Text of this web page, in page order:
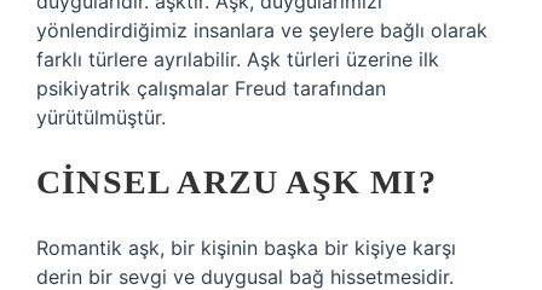
yönlendirdiğimiz insanlara ve şeylere bağlı olarak
farklı türlere ayrılabilir. Aşk türleri üzerine ilk
psikiyatrik çalışmalar Freud tarafından
yürütülmüştür.
CINSEL ARZU AŞK MI?
Romantik aşk, bir kişinin başka bir kişiye karşı
derin bir sevgi ve duygusal bağ hissetmesidir.